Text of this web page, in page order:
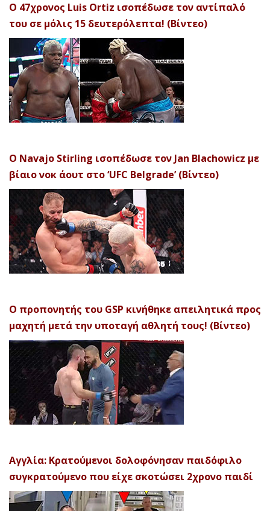
Ο 47χρονος Luis Ortiz ισοπέδωσε τον αντίπαλό
του σε μόλις 15 δευτερόλεπτα! (Βίντεο)
Ο Navajo Stirling ισοπέδωσε τον Jan Blachowicz με
βίαιο νοκ άουτ στο ‘UFC Belgrade’ (Βίντεο)
Ο προπονητής του GSP κινήθηκε απειλητικά προς
μαχητή μετά την υποταγή αθλητή τους! (Βίντεο)
Αγγλία: Κρατούμενοι δολοφόνησαν παιδόφιλο
συγκρατούμενο που είχε σκοτώσει 2χρονο παιδί